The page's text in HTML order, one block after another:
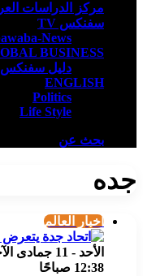
مركز الدراسات
سفنكس TV
News
BUSINESS
دليل سفنكس
ENGLISH
Politics
Life Style
بحث عن
جده
أخبار العالم
12:38 صباحًا